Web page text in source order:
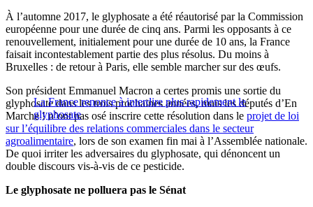
À l’automne 2017, le glyphosate a été réautorisé par la Commission
européenne pour une durée de cinq ans. Parmi les opposants à ce
renouvellement, initialement pour une durée de 10 ans, la France
faisait incontestablement partie des plus résolus. Du moins à
Bruxelles : de retour à Paris, elle semble marcher sur des œufs.
La France renonce à interdire plus rapidement le
glyphosate
Son président Emmanuel Macron a certes promis une sortie du
glyphosate dans les trois prochaines années, mais les députés d’En
Marche ! n’ont pas osé inscrire cette résolution dans le projet de loi
sur l’équilibre des relations commerciales dans le secteur
agroalimentaire, lors de son examen fin mai à l’Assemblée nationale.
De quoi irriter les adversaires du glyphosate, qui dénoncent un
double discours vis-à-vis de ce pesticide.
Le glyphosate ne polluera pas le Sénat